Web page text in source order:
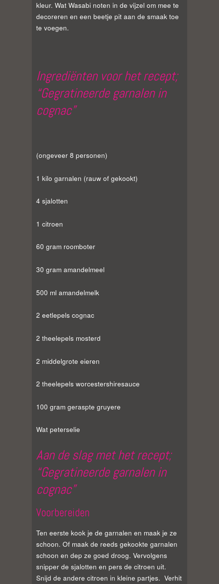
kleur. Wat Wasabi noten in de vijzel om mee te
decoreren en een beetje pit aan de smaak toe
te voegen.
Ingrediënten voor het recept;
“Gegratineerde garnalen in
cognac”
(ongeveer 8 personen)
1 kilo garnalen (rauw of gekookt)
4 sjalotten
1 citroen
60 gram roomboter
30 gram amandelmeel
500 ml amandelmelk
2 eetlepels cognac
2 theelepels mosterd
2 middelgrote eieren
2 theelepels worcestershiresauce
100 gram geraspte gruyere
Wat peterselie
Aan de slag met het recept;
“Gegratineerde garnalen in
cognac”
Voorbereiden
Ten eerste kook je de garnalen en maak je ze
schoon. Of maak de reeds gekookte garnalen
schoon en dep ze goed droog. Vervolgens
snipper de sjalotten en pers de citroen uit.
Snijd de andere citroen in kleine partjes. Verhit